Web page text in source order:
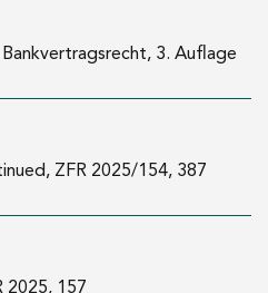
Doralt Seist Csoklich
(Österreichische
3. Auflage
ZFR 2025/154, 387
2025, 157